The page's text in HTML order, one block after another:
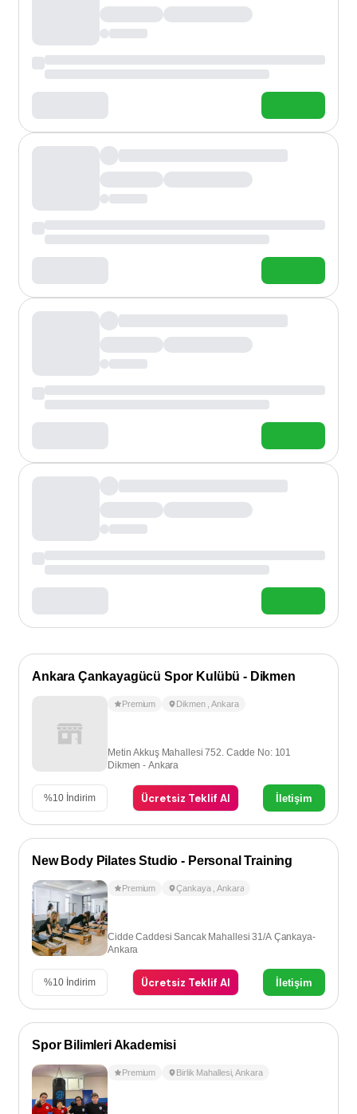
Ankara Çankayagücü Spor Kulübü - Dikmen
Premium Dikmen ,Ankara
Metin Akkuş Mahallesi 752. Cadde No: 101
Dikmen - Ankara
%10 İndirim Ücretsiz Teklif Al İletişim
New Body Pilates Studio - Personal Training
Premium Çankaya ,Ankara
Cidde Caddesi Sancak Mahallesi 31/A Çankaya-
Ankara
%10 İndirim Ücretsiz Teklif Al İletişim
Spor Bilimleri Akademisi
Premium Birlik Mahallesi,Ankara